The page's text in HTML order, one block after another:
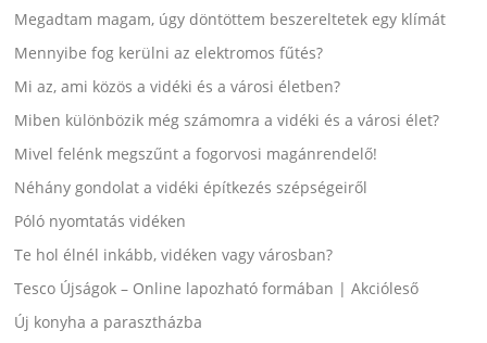
Megadtam magam, úgy döntöttem beszereltetek egy klímát
Mennyibe fog kerülni az elektromos fűtés?
Mi az, ami közös a vidéki és a városi életben?
Miben különbözik még számomra a vidéki és a városi élet?
Mivel felénk megszűnt a fogorvosi magánrendelő!
Néhány gondolat a vidéki építkezés szépségeiről
Póló nyomtatás vidéken
Te hol élnél inkább, vidéken vagy városban?
Tesco Újságok – Online lapozható formában | Akcióleső
Új konyha a parasztházba